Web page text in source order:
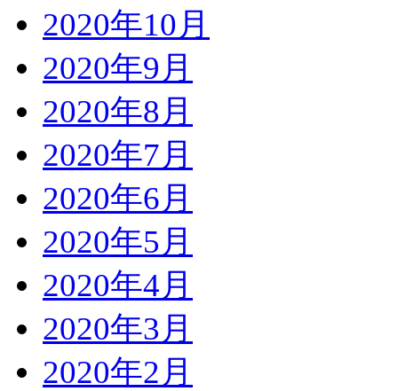
2020年10月
2020年9月
2020年8月
2020年7月
2020年6月
2020年5月
2020年4月
2020年3月
2020年2月